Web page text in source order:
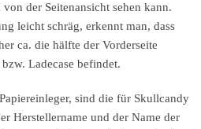
der Seitenansicht sehen kann.
leicht schräg, erkennt man, dass
ca. die hälfte der Vorderseite
Ladecase befindet.
sind die für Skullcandy
Herstellername und der Name der